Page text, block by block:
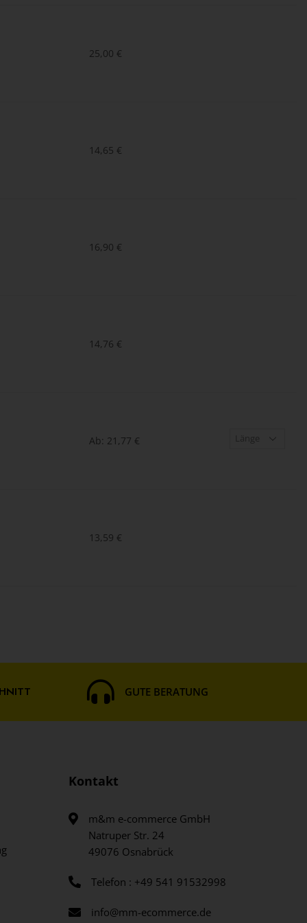
25,00 €
14,65 €
16,90 €
14,76 €
Ab: 21,77 €
13,59 €
GUTE BERATUNG
Kontakt
m&m e-commerce GmbH
Natruper Str. 24
49076 Osnabrück
Telefon : +49 541 91532998
info@mm-ecommerce.de